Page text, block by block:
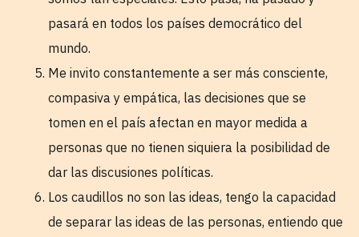
pasará en todos los países democrático del
mundo.
Me invito constantemente a ser más consciente,
compasiva y empática, las decisiones que se
tomen en el país afectan en mayor medida a
personas que no tienen siquiera la posibilidad de
dar las discusiones políticas.
Los caudillos no son las ideas, tengo la capacidad
de separar las ideas de las personas, entiendo que